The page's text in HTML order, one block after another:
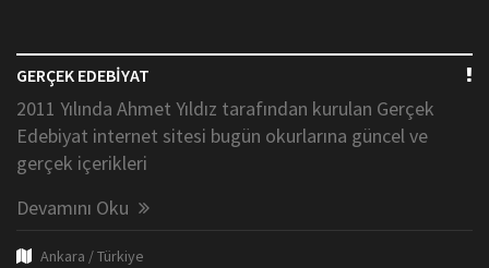
GERÇEK EDEBİYAT
2011 Yılında Ahmet Yıldız tarafından kurulan Gerçek
Edebiyat internet sitesi bugün okurlarına güncel ve
gerçek içerikleri
Devamını Oku
Ankara / Türkiye